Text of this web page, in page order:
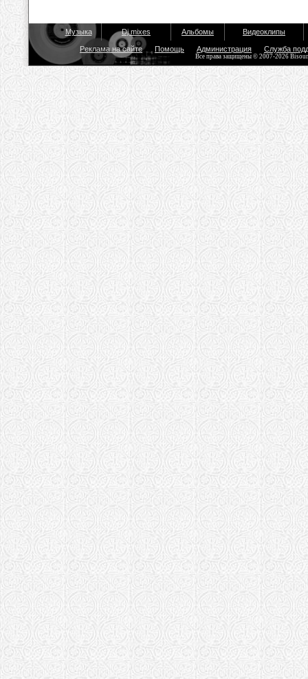
Музыка Dj mixes Альбомы Видеоклипы
Реклама на сайте Помощь Администрация Служба
Все права защищены © 2007-2026